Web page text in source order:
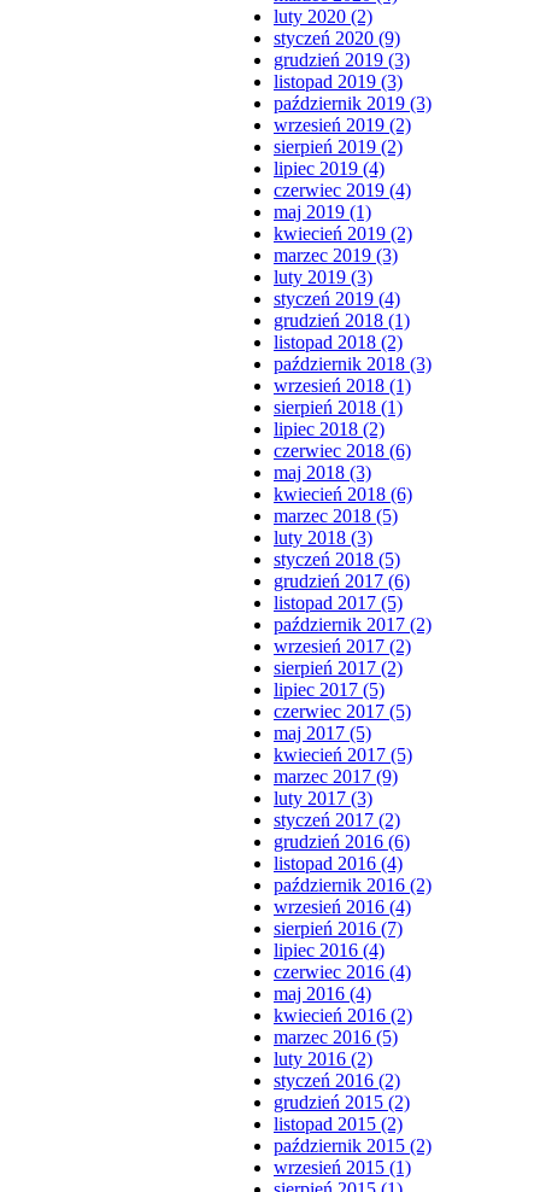
luty 2020 (2)
styczeń 2020 (9)
grudzień 2019 (3)
listopad 2019 (3)
październik 2019 (3)
wrzesień 2019 (2)
sierpień 2019 (2)
lipiec 2019 (4)
czerwiec 2019 (4)
maj 2019 (1)
kwiecień 2019 (2)
marzec 2019 (3)
luty 2019 (3)
styczeń 2019 (4)
grudzień 2018 (1)
listopad 2018 (2)
październik 2018 (3)
wrzesień 2018 (1)
sierpień 2018 (1)
lipiec 2018 (2)
czerwiec 2018 (6)
maj 2018 (3)
kwiecień 2018 (6)
marzec 2018 (5)
luty 2018 (3)
styczeń 2018 (5)
grudzień 2017 (6)
listopad 2017 (5)
październik 2017 (2)
wrzesień 2017 (2)
sierpień 2017 (2)
lipiec 2017 (5)
czerwiec 2017 (5)
maj 2017 (5)
kwiecień 2017 (5)
marzec 2017 (9)
luty 2017 (3)
styczeń 2017 (2)
grudzień 2016 (6)
listopad 2016 (4)
październik 2016 (2)
wrzesień 2016 (4)
sierpień 2016 (7)
lipiec 2016 (4)
czerwiec 2016 (4)
maj 2016 (4)
kwiecień 2016 (2)
marzec 2016 (5)
luty 2016 (2)
styczeń 2016 (2)
grudzień 2015 (2)
listopad 2015 (2)
październik 2015 (2)
wrzesień 2015 (1)